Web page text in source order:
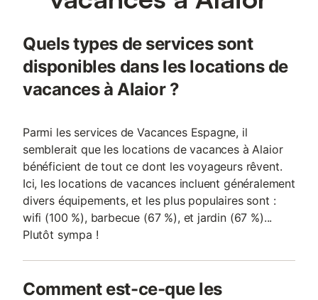
Quels types de services sont
disponibles dans les locations de
vacances à Alaior ?
Parmi les services de Vacances Espagne, il
semblerait que les locations de vacances à Alaior
bénéficient de tout ce dont les voyageurs rêvent.
Ici, les locations de vacances incluent généralement
divers équipements, et les plus populaires sont :
wifi (100 %), barbecue (67 %), et jardin (67 %)...
Plutôt sympa !
Comment est-ce-que les